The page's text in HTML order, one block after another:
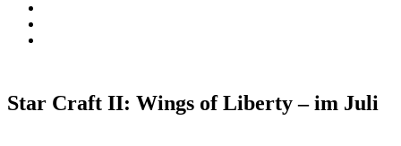
Star Craft II: Wings of Liberty – im Juli